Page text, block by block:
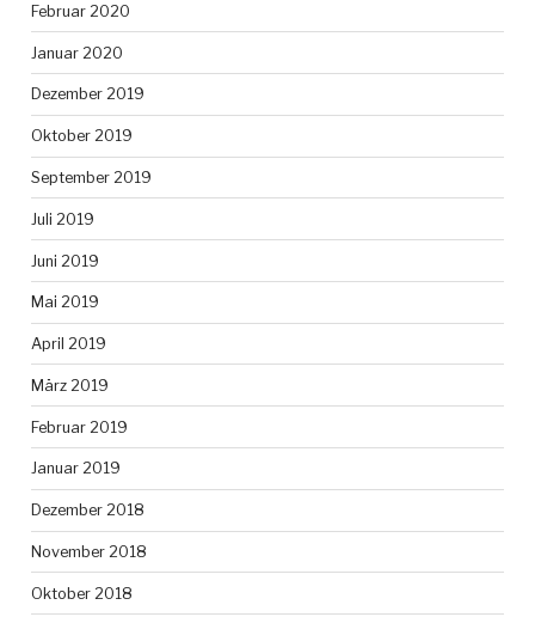
Februar 2020
Januar 2020
Dezember 2019
Oktober 2019
September 2019
Juli 2019
Juni 2019
Mai 2019
April 2019
März 2019
Februar 2019
Januar 2019
Dezember 2018
November 2018
Oktober 2018